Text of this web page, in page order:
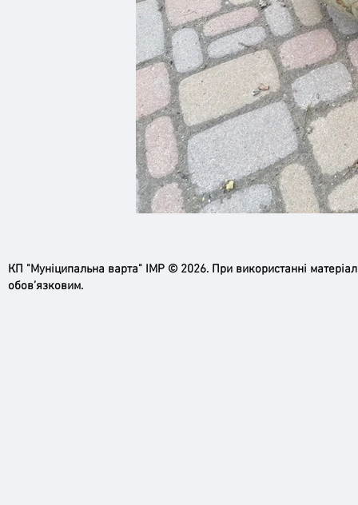
КП "Муніципальна варта" ІМР © 2026. При використанні
обов’язковим.